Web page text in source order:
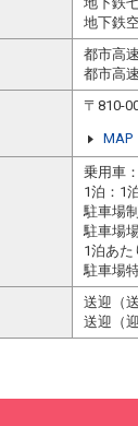
地下鉄
都市高
都市高
〒810-
MAP
乗用車
1泊：1
駐車場
駐車場
1泊あた
駐車場
送迎（
送迎（